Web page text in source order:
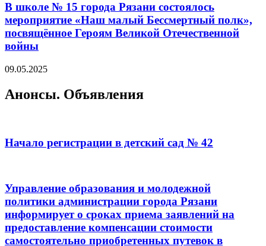
В школе № 15 города Рязани состоялось
мероприятие «Наш малый Бессмертный полк»,
посвящённое Героям Великой Отечественной
войны
09.05.2025
Анонсы. Объявления
Начало регистрации в детский сад № 42
Управление образования и молодежной
политики администрации города Рязани
информирует о сроках приема заявлений на
предоставление компенсации стоимости
самостоятельно приобретенных путевок в